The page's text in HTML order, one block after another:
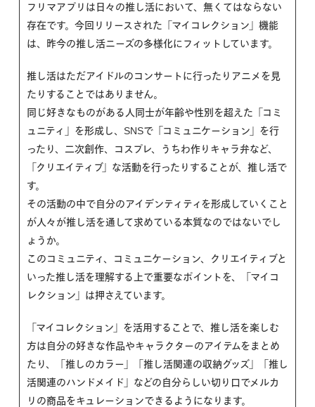
フリマアプリは日々の推し活において、無くてはならない
存在です。今回リリースされた「マイコレクション」機能
は、昨今の推し活ニーズの多様化にフィットしています。
推し活はただアイドルのコンサートに行ったりアニメを見
たりすることではありません。
同じ好きなものがある人同士が年齢や性別を超えた「コミ
ュニティ」を形成し、SNSで「コミュニケーション」を行
ったり、二次創作、コスプレ、うちわ作りキャラ弁など、
「クリエイティブ」な活動を行ったりすることが、推し活で
す。
その活動の中で自分のアイデンティティを形成していくこと
が人々が推し活を通して求めている本質なのではないでし
ょうか。
このコミュニティ、コミュニケーション、クリエイティブと
いった推し活を理解する上で重要なポイントを、「マイコ
レクション」は押さえています。
「マイコレクション」を活用することで、推し活を楽しむ
方は自分の好きな作品やキャラクターのアイテムをまとめ
たり、「推しのカラー」「推し活関連の収納グッズ」「推し
活関連のハンドメイド」などの自分らしい切り口でメルカ
リの商品をキュレーションできるようになります。